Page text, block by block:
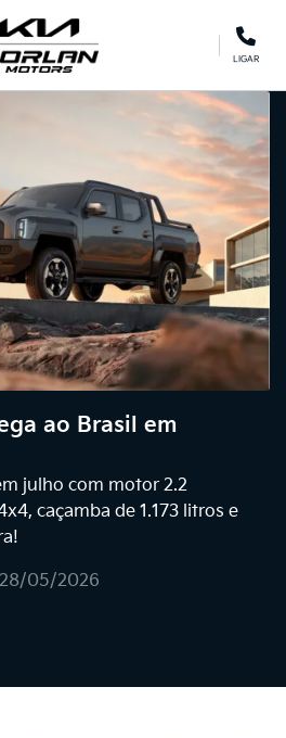
LIGAR
ao Brasil em
julho com motor 2.2
caçamba de 1.173 litros e
05/2026